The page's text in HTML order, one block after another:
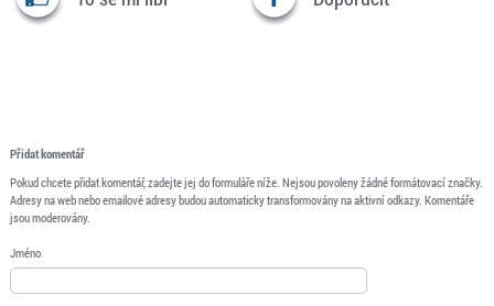
Přidat komentář
Pokud chcete přidat komentář, zadejte jej do formuláře níže. Nejsou povoleny žádné formátovací značky.
Adresy na web nebo emailové adresy budou automaticky transformovány na aktivní odkazy. Komentáře
jsou moderovány.
Jméno